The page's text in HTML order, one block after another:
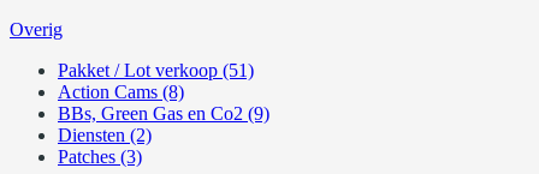
Overig
Pakket / Lot verkoop (51)
Action Cams (8)
BBs, Green Gas en Co2 (9)
Diensten (2)
Patches (3)